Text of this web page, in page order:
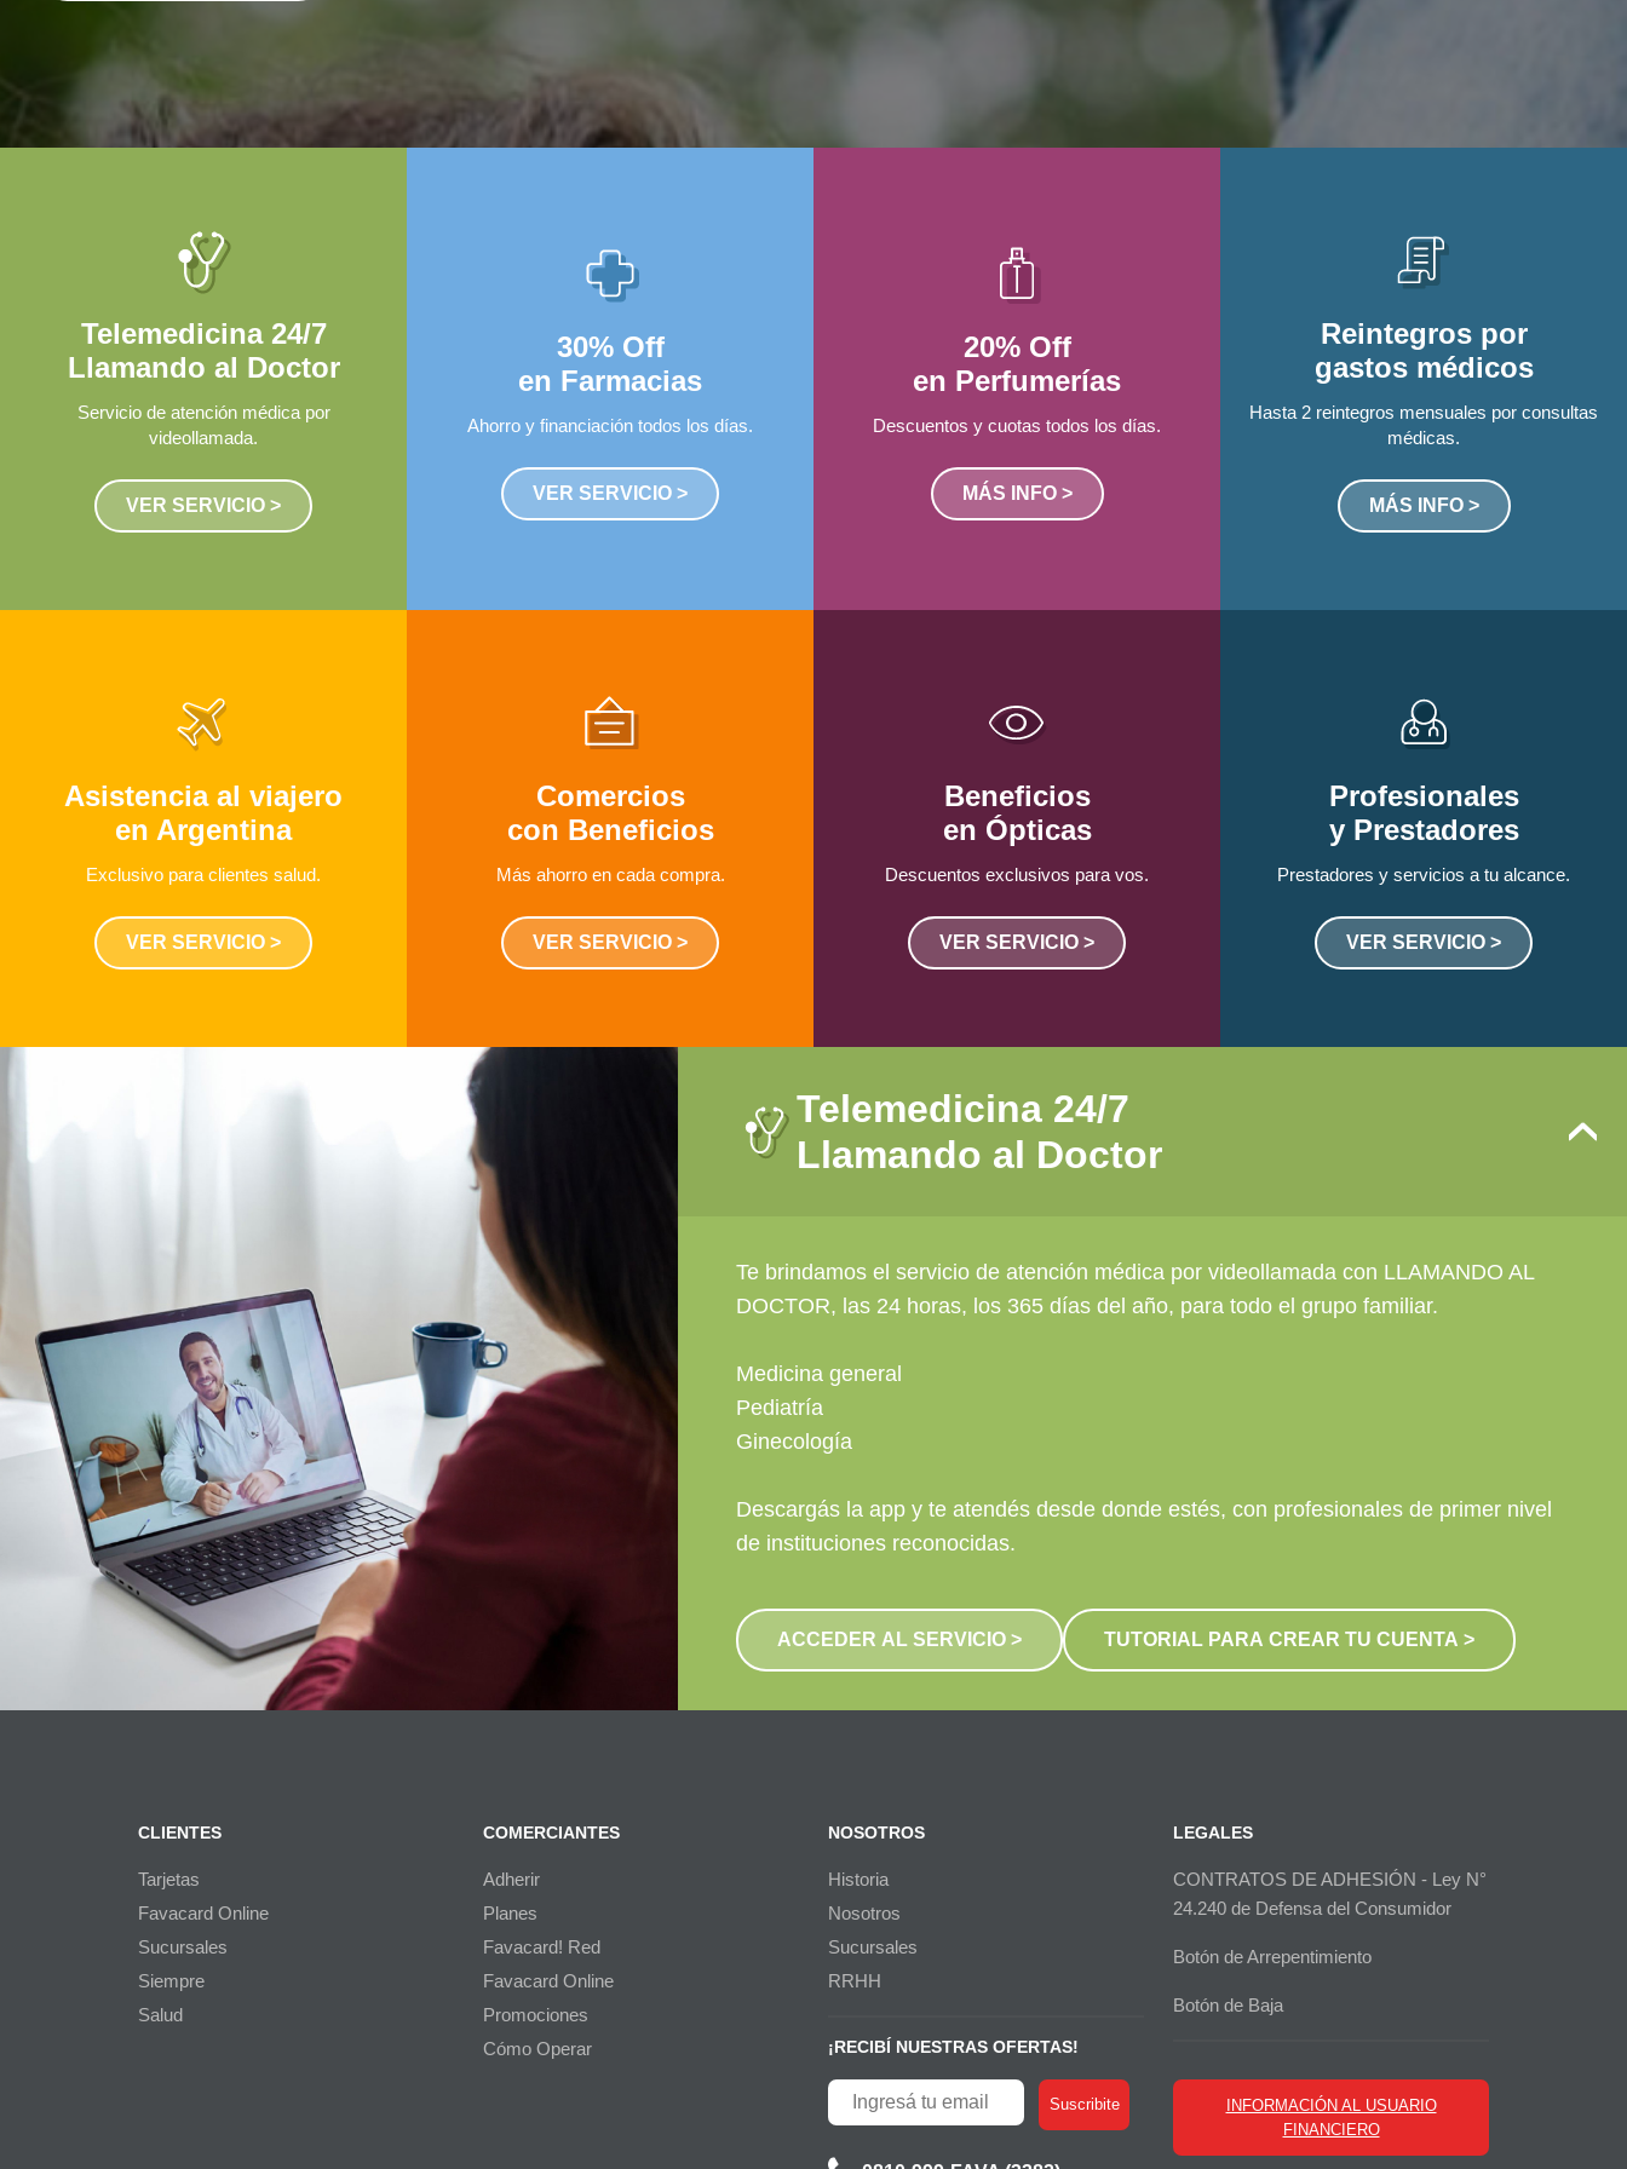
Telemedicina 24/7
Llamando al Doctor
Servicio de atención médica por
videollamada.
VER SERVICIO >
30% Off
en Farmacias
Ahorro y financiación todos los días.
VER SERVICIO >
20% Off
en Perfumerías
Descuentos y cuotas todos los días.
MÁS INFO >
Reintegros por
gastos médicos
Hasta 2 reintegros mensuales por consultas
médicas.
MÁS INFO >
Asistencia al viajero
en Argentina
Exclusivo para clientes salud.
VER SERVICIO >
Comercios
con Beneficios
Más ahorro en cada compra.
VER SERVICIO >
Beneficios
en Ópticas
Descuentos exclusivos para vos.
VER SERVICIO >
Profesionales
y Prestadores
Prestadores y servicios a tu alcance.
VER SERVICIO >
›
Telemedicina 24/7
Llamando al Doctor
Te brindamos el servicio de atención médica por videollamada con LLAMANDO AL
DOCTOR, las 24 horas, los 365 días del año, para todo el grupo familiar.
Medicina general
Pediatría
Ginecología
Descargás la app y te atendés desde donde estés, con profesionales de primer nivel
de instituciones reconocidas.
ACCEDER AL SERVICIO > TUTORIAL PARA CREAR TU CUENTA >
indicados. Toda persona interesada en retirar la documentación que le pertenezca, podrá hacerlo
ante la empresa dentro de los veinte días hábiles posteriores al vencimiento de la publicación, en
CLIENTES
Tarjetas
Favacard Online
Sucursales
Siempre
Salud
COMERCIANTES
Adherir
Planes
Favacard! Red
Favacard Online
Promociones
Cómo Operar
NOSOTROS
Historia
Nosotros
Sucursales
RRHH
¡RECIBÍ NUESTRAS OFERTAS!
Suscribite
LEGALES
CONTRATOS DE ADHESIÓN - Ley N°
24.240 de Defensa del Consumidor
Botón de Arrepentimiento
Botón de Baja
INFORMACIÓN AL USUARIO
FINANCIERO